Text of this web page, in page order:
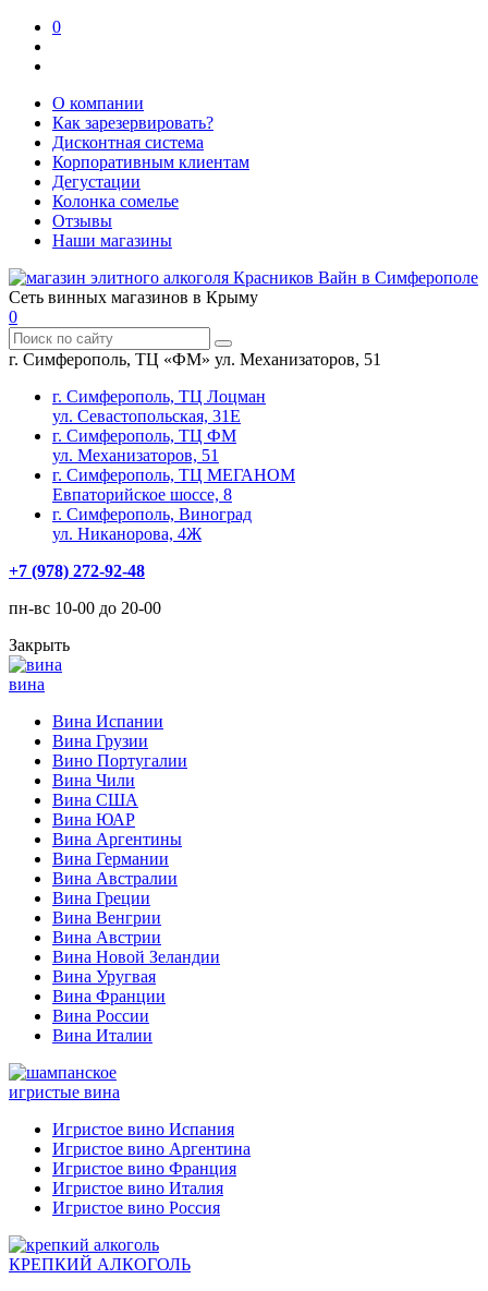
0
О компании
Как зарезервировать?
Дисконтная система
Корпоративным клиентам
Дегустации
Колонка сомелье
Отзывы
Наши магазины
Сеть винных магазинов в Крыму
0
г. Симферополь, ТЦ «ФМ» ул. Механизаторов, 51
г. Симферополь, ТЦ Лоцман
ул. Севастопольская, 31Е
г. Симферополь, ТЦ ФМ
ул. Механизаторов, 51
г. Симферополь, ТЦ МЕГАНОМ
Евпаторийское шоссе, 8
г. Симферополь, Виноград
ул. Никанорова, 4Ж
+7 (978) 272-92-48
пн-вс 10-00 до 20-00
Закрыть
вина
Вина Испании
Вина Грузии
Вино Португалии
Вина Чили
Вина США
Вина ЮАР
Вина Аргентины
Вина Германии
Вина Австралии
Вина Греции
Вина Венгрии
Вина Австрии
Вина Новой Зеландии
Вина Уругвая
Вина Франции
Вина России
Вина Италии
игристые вина
Игристое вино Испания
Игристое вино Аргентина
Игристое вино Франция
Игристое вино Италия
Игристое вино Россия
КРЕПКИЙ АЛКОГОЛЬ